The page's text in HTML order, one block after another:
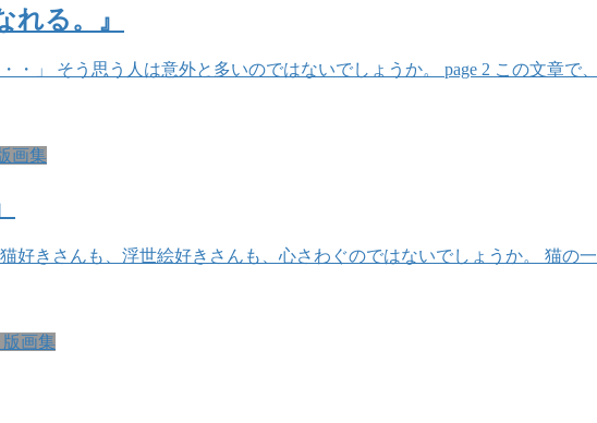
る。』
」 そう思う人は意外と多いのではないでしょうか。 page 2 この文章で
画集
好きさんも、浮世絵好きさんも、心さわぐのではないでしょうか。 猫の
画集